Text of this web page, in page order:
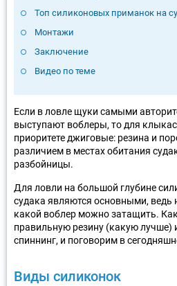
Топ силиконовых приманок на
Монтажи
Заключение
Видео по теме
Если в ловле щуки самыми
выступают воблеры, то для
приоритете джиговые: резина и
различием в местах обитания
разбойницы.
Для ловли на большой глубине
судака являются основными, ведь
какой воблер можно затащить.
правильную резину (какую лучше)
спиннинг, и поговорим в
Виды силиконок